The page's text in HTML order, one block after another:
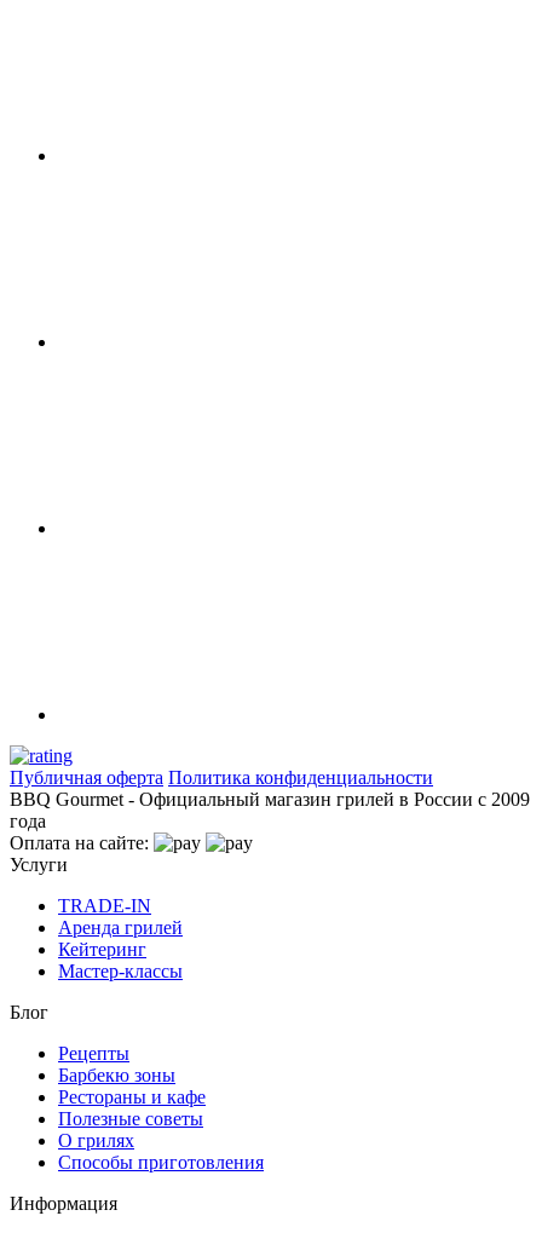
Публичная оферта Политика конфиденциальности
BBQ Gourmet - Официальный магазин грилей в России с 2009
года
Оплата на сайте:
Услуги
TRADE-IN
Аренда грилей
Кейтеринг
Мастер-классы
Блог
Рецепты
Барбекю зоны
Рестораны и кафе
Полезные советы
О грилях
Способы приготовления
Информация